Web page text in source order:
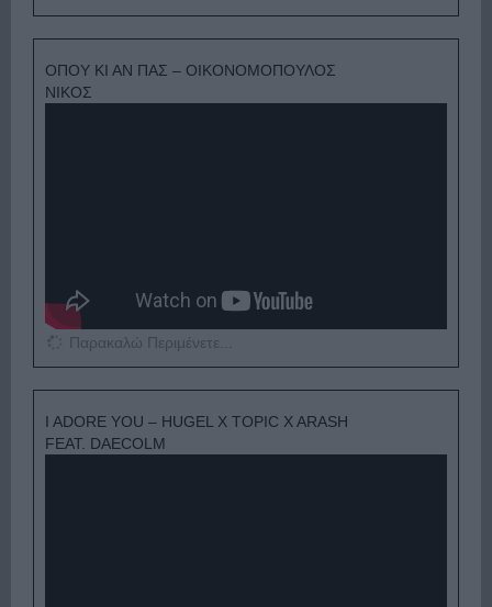
ΟΠΟΥ ΚΙ ΑΝ ΠΑΣ – ΟΙΚΟΝΟΜΟΠΟΥΛΟΣ
ΝΙΚΟΣ
Παρακαλώ Περιμένετε...
I ADORE YOU – HUGEL X TOPIC X ARASH
FEAT. DAECOLM